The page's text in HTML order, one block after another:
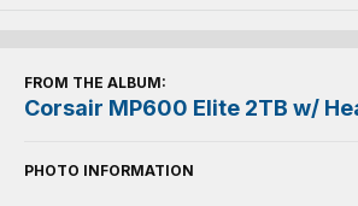
FROM THE ALBUM:
Corsair MP600 Elite 2TB w/
PHOTO INFORMATION